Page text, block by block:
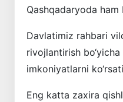
Qashqadaryoda ham
Davlatimiz rahbari
rivojlantirish bo‘yicha
imkoniyatlarni
Eng katta zaxira